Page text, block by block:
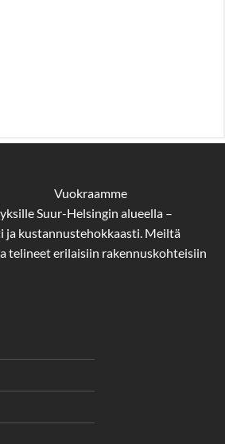
Vuokraamme
Suur-Helsingin alueella –
ja kustannustehokkaasti. Meiltä
telineet erilaisiin rakennuskohteisiin